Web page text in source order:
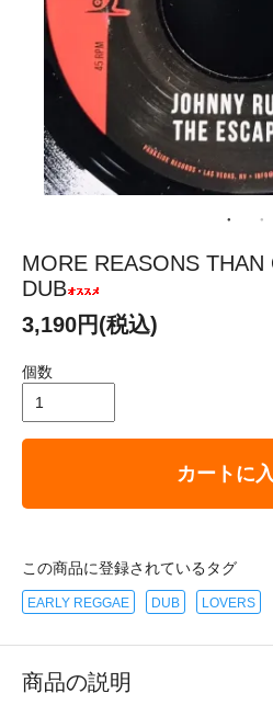
MORE REASONS THAN
DUB
3,190円(税込)
個数
カートに
この商品に登録されているタグ
EARLY REGGAE DUB LOVERS
商品の説明